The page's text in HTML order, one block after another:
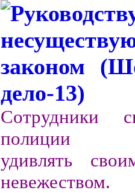
Сотрудники
полиции
удивлять
невежеством.